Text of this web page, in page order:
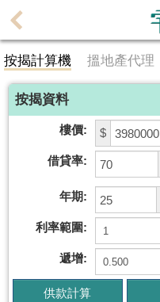
理
主
頁
按揭計算機 搵地產代理
按揭資料
樓價: $
借貸率:
年期:
利率範圍:
遞增: